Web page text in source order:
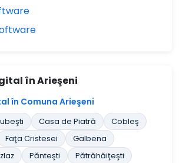
în Arieşeni
în Comuna Arieşeni
Casa de Piatră
Cobleş
Faţa Cristesei
Galbena
Pănteşti
Pătrăhăiţeşti